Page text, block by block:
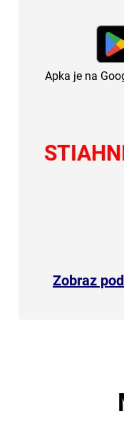
Apka je na
Zobraz